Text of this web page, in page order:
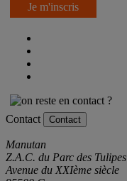
Je m'inscris
Contact Contact
Manutan
Z.A.C. du Parc des Tulipes
Avenue du XXIème siècle